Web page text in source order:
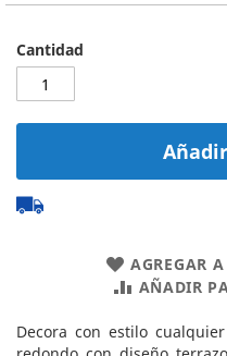
Cantidad
AGREGAR
AÑADIR
Decora con estilo
redondo con diseño